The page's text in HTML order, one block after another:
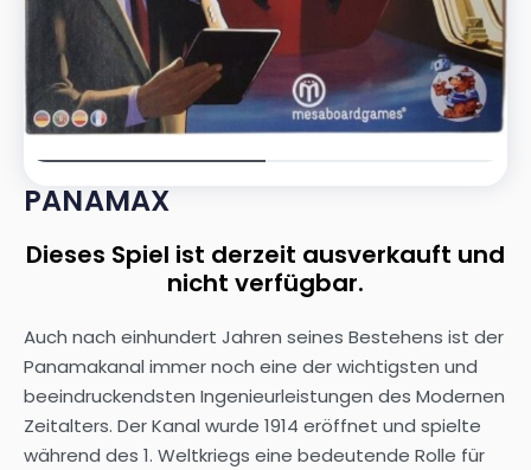
PANAMAX
Dieses Spiel ist derzeit ausverkauft und
nicht verfügbar.
Auch nach einhundert Jahren seines Bestehens ist der
Panamakanal immer noch eine der wichtigsten und
beeindruckendsten Ingenieurleistungen des Modernen
Zeitalters. Der Kanal wurde 1914 eröffnet und spielte
während des 1. Weltkriegs eine bedeutende Rolle für